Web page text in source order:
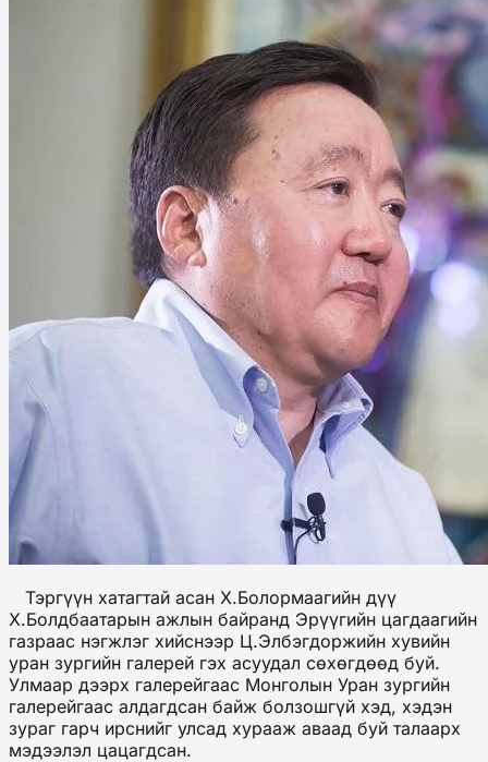
Тэргүүн хатагтай асан Х.Болормаагийн дүү
Х.Болдбаатарын ажлын байранд Эрүүгийн цагдаагийн
газраас нэгжлэг хийснээр Ц.Элбэгдоржийн хувийн
уран зургийн галерей гэх асуудал сөхөгдөөд буй.
Улмаар дээрх галерейгаас Монголын Уран зургийн
галерейгаас алдагдсан байж болзошгүй хэд, хэдэн
зураг гарч ирснийг улсад хурааж аваад буй талаарх
мэдээлэл цацагдсан.